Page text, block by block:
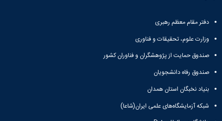
دفتر مقام معظم رهبری
وزارت علوم، تحقیقات و فناوری
صندوق حمایت از پژوهشگران و فناوران کشور
صندوق رفاه دانشجویان
بنیاد نخبگان استان همدان
شبکه آزمایشگاه‌های علمی ایران(شاعا)